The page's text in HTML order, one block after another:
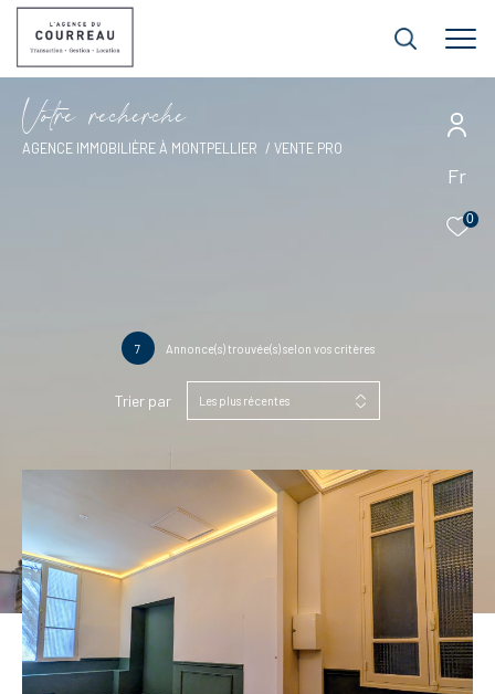
Fr
0
Votre recherche
AGENCE IMMOBILIÈRE À MONTPELLIER VENTE PRO
7 Annonce(s) trouvée(s) selon vos critères
Trier par Les plus récentes